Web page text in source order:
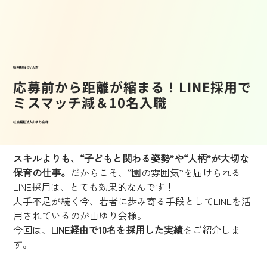
採用担当らいん君
応募前から距離が縮まる！LINE採用で
ミスマッチ減＆10名入職
社会福祉法人山ゆり会 様
スキルよりも、“子どもと関わる姿勢”や“人柄”が大切な
保育の仕事。 だからこそ、“園の雰囲気”を届けられる
LINE採用は、とても効果的なんです！
人手不足が続く今、若者に歩み寄る手段としてLINEを活
用されているのが山ゆり会様。
今回は、 LINE経由で10名を採用した実績をご紹介しま
す。